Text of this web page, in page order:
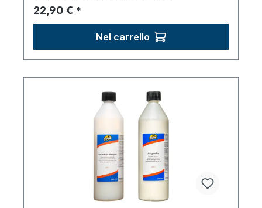
Prezzo normale:
22,90 € *
Nel carrello